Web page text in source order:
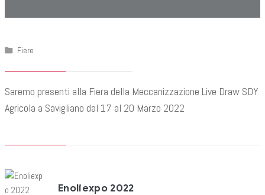
Fiere
Saremo presenti alla Fiera della Meccanizzazione Live Draw SDY
Agricola a Savigliano dal 17 al 20 Marzo 2022
Enoliexpo 2022